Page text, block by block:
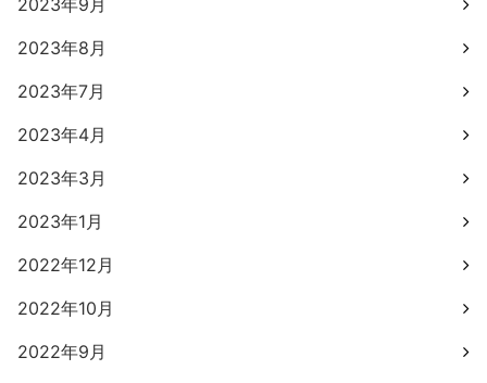
2023年9月
2023年8月
2023年7月
2023年4月
2023年3月
2023年1月
2022年12月
2022年10月
2022年9月